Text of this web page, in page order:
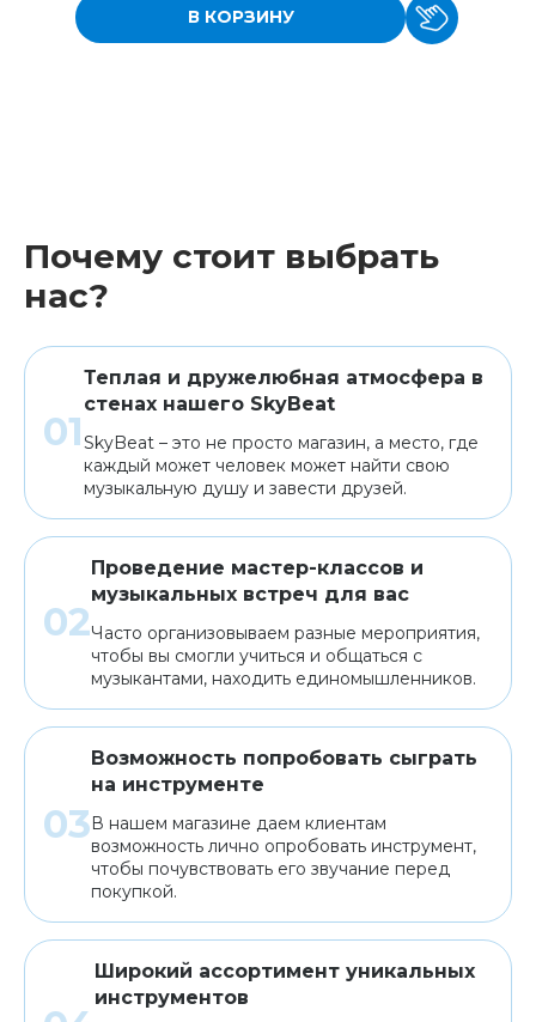
В КОРЗИНУ
Почему стоит выбрать
нас?
Теплая и дружелюбная атмосфера в
стенах нашего SkyBeat
SkyBeat – это не просто магазин, а место, где
каждый может человек может найти свою
музыкальную душу и завести друзей.
Проведение мастер-классов и
музыкальных встреч для вас
Часто организовываем разные мероприятия,
чтобы вы смогли учиться и общаться с
музыкантами, находить единомышленников.
Возможность попробовать сыграть
на инструменте
В нашем магазине даем клиентам
возможность лично опробовать инструмент,
чтобы почувствовать его звучание перед
покупкой.
Широкий ассортимент уникальных
инструментов